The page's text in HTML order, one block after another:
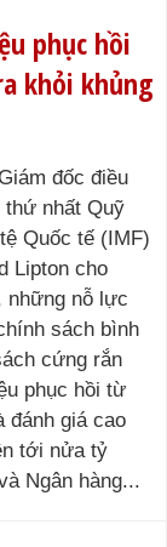
phục hồi
khỏi khủng
đốc điều
thứ nhất Quỹ
Quốc tế (IMF)
Lipton cho
những nỗ lực
sách bình
cứng rắn
phục hồi từ
đánh giá cao
tới nửa tỷ
Ngân hàng...